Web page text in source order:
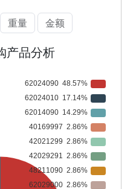
重量 金额
产品分析